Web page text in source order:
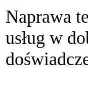
Naprawa
usług w